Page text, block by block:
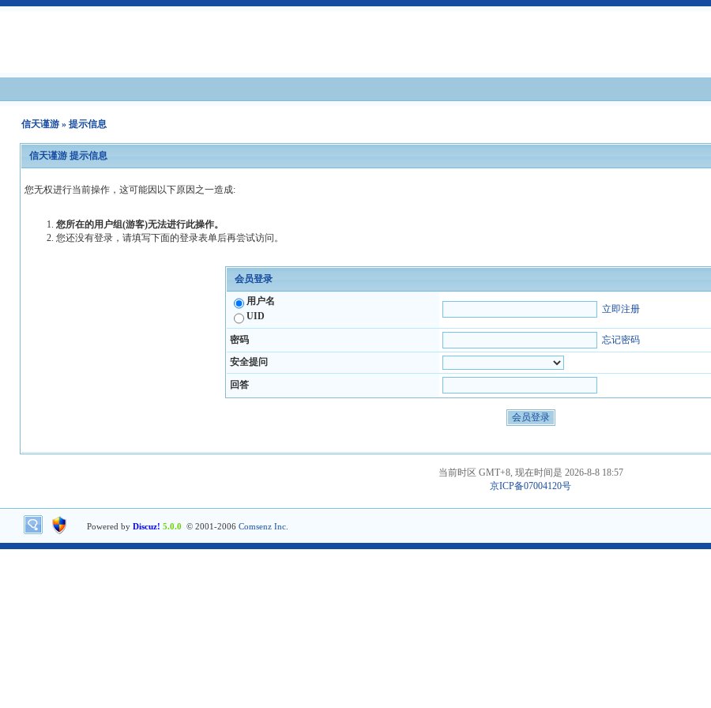
信天谨游» 提示信息
信天谨游 提示信息
您无权进行当前操作，这可能因以下原因之一造成:
您所在的用户组(游客)无法进行此操作。
您还没有登录，请填写下面的登录表单后再尝试访问。
会员登录
用户名
UID
立即注册
密码
忘记密码
安全提问
回答
当前时区 GMT+8, 现在时间是 2026-8-8 18:57
京ICP备07004120号
Powered by Discuz! 5.0.0 © 2001-2006 Comsenz Inc.